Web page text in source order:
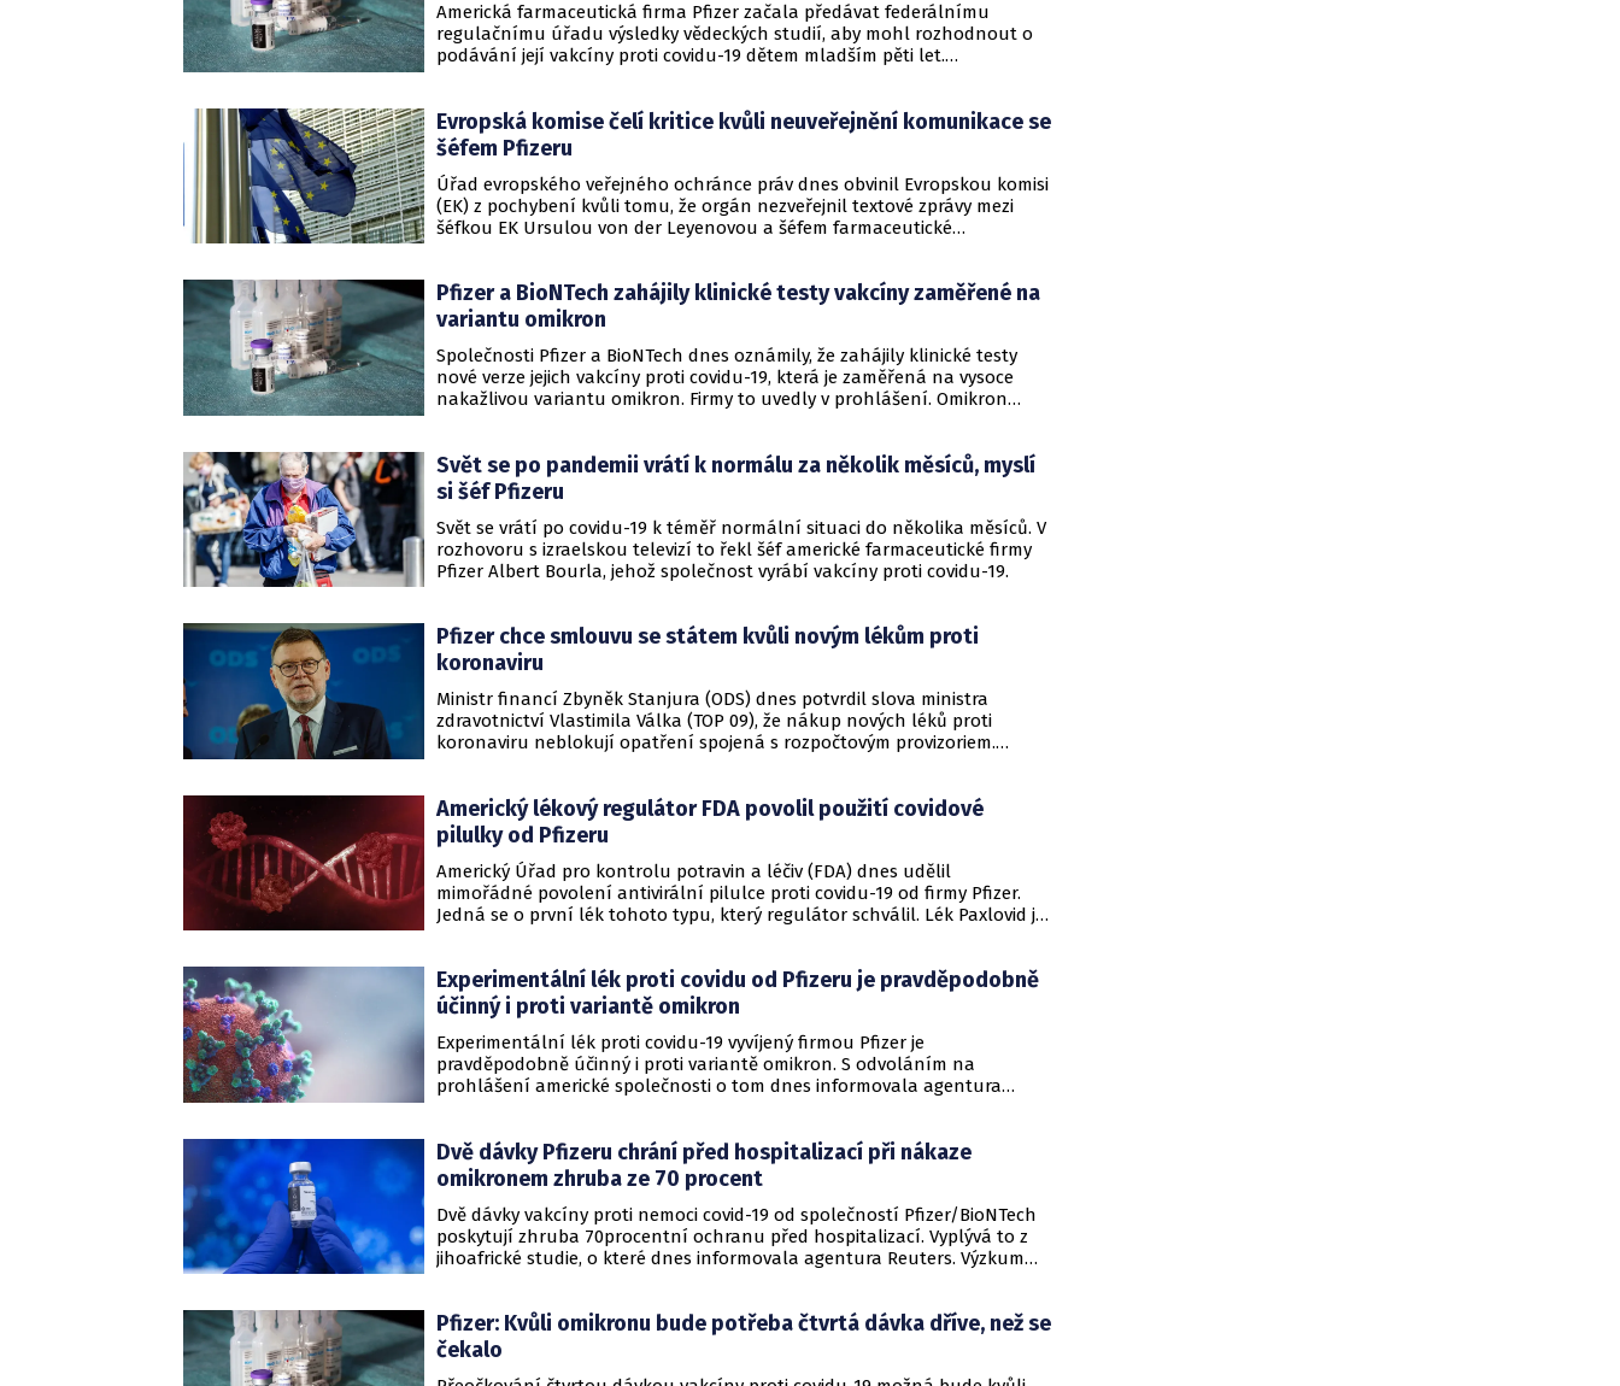
Americká farmaceutická firma Pfizer začala předávat federálnímu
regulačnímu úřadu výsledky vědeckých studií, aby mohl rozhodnout o
podávání její vakcíny proti covidu-19 dětem mladším pěti let.
vydal.
Evropská komise čelí kritice kvůli neuveřejnění komunikace se
šéfem Pfizeru
Úřad evropského veřejného ochránce práv dnes obvinil Evropskou komisi
(EK) z pochybení kvůli tomu, že orgán nezveřejnil textové zprávy mezi
šéfkou EK Ursulou von der Leyenovou a šéfem farmaceutické
Pfizer a BioNTech zahájily klinické testy vakcíny zaměřené na
variantu omikron
Společnosti Pfizer a BioNTech dnes oznámily, že zahájily klinické testy
nové verze jejich vakcíny proti covidu-19, která je zaměřená na vysoce
nakažlivou variantu omikron. Firmy to uvedly v prohlášení. Omikron
Svět se po pandemii vrátí k normálu za několik měsíců, myslí
si šéf Pfizeru
Svět se vrátí po covidu-19 k téměř normální situaci do několika měsíců. V
rozhovoru s izraelskou televizí to řekl šéf americké farmaceutické firmy
Pfizer Albert Bourla, jehož společnost vyrábí vakcíny proti covidu-19.
Pfizer chce smlouvu se státem kvůli novým lékům proti
koronaviru
Ministr financí Zbyněk Stanjura (ODS) dnes potvrdil slova ministra
zdravotnictví Vlastimila Válka (TOP 09), že nákup nových léků proti
koronaviru neblokují opatření spojená s rozpočtovým provizoriem.
dnes řekl novinářům.
Americký lékový regulátor FDA povolil použití covidové
pilulky od Pfizeru
Americký Úřad pro kontrolu potravin a léčiv (FDA) dnes udělil
mimořádné povolení antivirální pilulce proti covidu-19 od firmy Pfizer.
Jedná se o první lék tohoto typu, který regulátor schválil. Lék Paxlovid je
Experimentální lék proti covidu od Pfizeru je pravděpodobně
účinný i proti variantě omikron
Experimentální lék proti covidu-19 vyvíjený firmou Pfizer je
pravděpodobně účinný i proti variantě omikron. S odvoláním na
prohlášení americké společnosti o tom dnes informovala agentura
hospitalizace a riziko úmrtí na covid-19 až o 89 procent. Platí to, je-li
přípravek podán krátce po objevení prvních symptomů.
Dvě dávky Pfizeru chrání před hospitalizací při nákaze
omikronem zhruba ze 70 procent
Dvě dávky vakcíny proti nemoci covid-19 od společností Pfizer/BioNTech
poskytují zhruba 70procentní ochranu před hospitalizací. Vyplývá to z
jihoafrické studie, o které dnes informovala agentura Reuters. Výzkum
Pfizer: Kvůli omikronu bude potřeba čtvrtá dávka dříve, než se
čekalo